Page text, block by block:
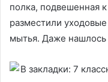
полка, подвешенная
разместили
мытья. Даже нашлось